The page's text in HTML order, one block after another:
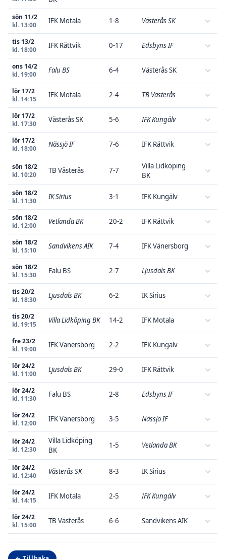
sön 11/2
kl. 13:00
IFK Motala 1-8 Västerås SK
tis 13/2
kl. 18:00
IFK Rättvik 0-17 Edsbyns IF
ons 14/2
kl. 19:00
Falu BS 6-4 Västerås SK
lör 17/2
kl. 14:15
IFK Motala 2-4 TB Västerås
lör 17/2
kl. 17:30
Västerås SK 5-6 IFK Kungälv
lör 17/2
kl. 18:00
Nässjö IF 7-6 IFK Rättvik
sön 18/2
kl. 10:20
TB Västerås 7-7
Villa Lidköping
BK
sön 18/2
kl. 11:30
IK Sirius 3-1 IFK Kungälv
sön 18/2
kl. 12:00
Vetlanda BK 20-2 IFK Rättvik
sön 18/2
kl. 15:10
Sandvikens AIK 7-4 IFK Vänersborg
sön 18/2
kl. 15:30
Falu BS 2-7 Ljusdals BK
tis 20/2
kl. 18:30
Ljusdals BK 6-2 IK Sirius
tis 20/2
kl. 19:15
Villa Lidköping BK 14-2 IFK Motala
fre 23/2
kl. 19:00
IFK Vänersborg 2-2 IFK Kungälv
lör 24/2
kl. 11:00
Ljusdals BK 29-0 IFK Rättvik
lör 24/2
kl. 11:30
Falu BS 2-8 Edsbyns IF
lör 24/2
kl. 12:00
IFK Vänersborg 3-5 Nässjö IF
lör 24/2
kl. 12:30
Villa Lidköping
BK
1-5 Vetlanda BK
lör 24/2
kl. 12:40
Västerås SK 8-3 IK Sirius
lör 24/2
kl. 14:15
IFK Motala 2-5 IFK Kungälv
lör 24/2
kl. 15:00
TB Västerås 6-6 Sandvikens AIK